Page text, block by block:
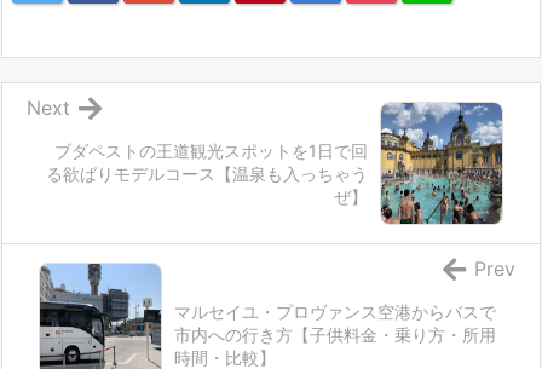
ブダペストの王道観光スポットを1日で回
る欲ばりモデルコース【温泉も入っちゃう
ぜ】
Next
マルセイユ・プロヴァンス空港からバスで
市内への行き方【子供料金・乗り方・所用
時間・比較】
Prev